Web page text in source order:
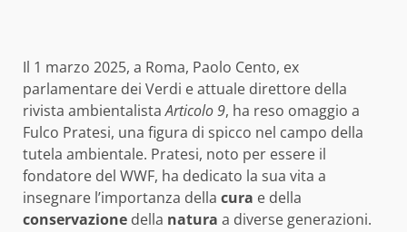
Il 1 marzo 2025, a Roma, Paolo Cento, ex
parlamentare dei Verdi e attuale direttore della
rivista ambientalistaArticolo 9, ha reso omaggio a
Fulco Pratesi, una figura di spicco nel campo della
tutela ambientale. Pratesi, noto per essere il
fondatore del WWF, ha dedicato la sua vita a
insegnare l’importanza della cura e della
conservazione della natura a diverse generazioni.